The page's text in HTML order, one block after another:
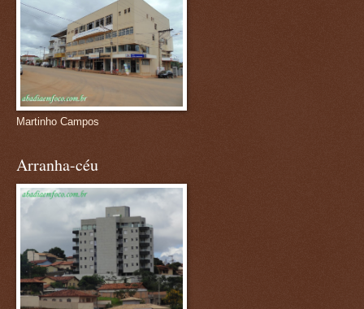
Martinho Campos
Arranha-céu